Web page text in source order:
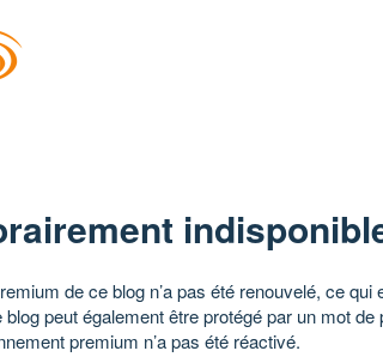
de ce blog n’a pas été renouvelé, ce qui
peut également être protégé par un mot de
premium n’a pas été réactivé.